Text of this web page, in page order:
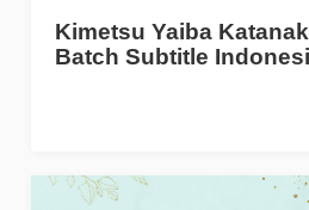
Kimetsu Yaiba
Batch Subtitle